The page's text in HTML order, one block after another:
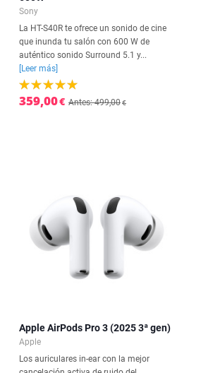
Sony
La HT-S40R te ofrece un sonido de cine
que inunda tu salón con 600 W de
auténtico sonido Surround 5.1 y...
[Leer más]
359,00€ Antes: 499,00€
Apple AirPods Pro 3 (2025 3ª gen)
Apple
Los auriculares in-ear con la mejor